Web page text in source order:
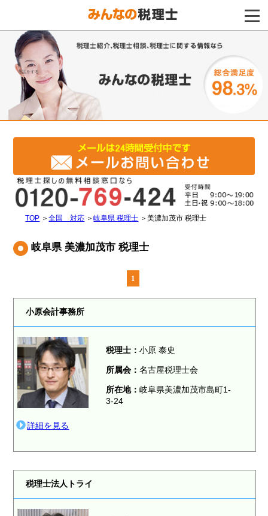
電話をする
TOP ＞全国 対応 ＞岐阜県 税理士 ＞美濃加茂市 税理士
岐阜県 美濃加茂市 税理士
1
小原会計事務所
詳細を見る
税理士：小原 泰史
所属会：名古屋税理士会
所在地：岐阜県美濃加茂市島町1-
3-24
税理士法人トライ